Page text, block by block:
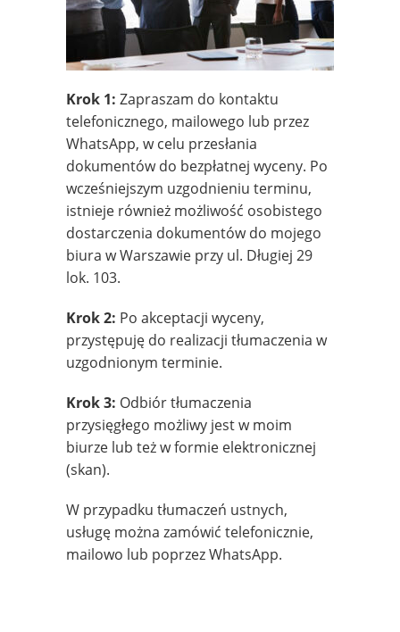
Krok 1: Zapraszam do kontaktu
telefonicznego, mailowego lub przez
WhatsApp, w celu przesłania
dokumentów do bezpłatnej wyceny. Po
wcześniejszym uzgodnieniu terminu,
istnieje również możliwość osobistego
dostarczenia dokumentów do mojego
biura w Warszawie przy ul. Długiej 29
lok. 103.
Krok 2: Po akceptacji wyceny,
przystępuję do realizacji tłumaczenia w
uzgodnionym terminie.
Krok 3: Odbiór tłumaczenia
przysięgłego możliwy jest w moim
biurze lub też w formie elektronicznej
(skan).
W przypadku tłumaczeń ustnych,
usługę można zamówić telefonicznie,
mailowo lub poprzez WhatsApp.